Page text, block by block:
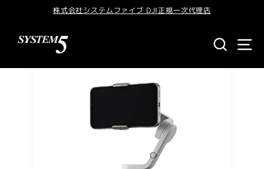
株式会社システムファイブ DJI正規一次代理店
商品検